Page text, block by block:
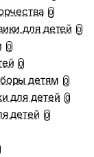
0
для детей 0
0
0
детям 0
для детей 0
детей 0